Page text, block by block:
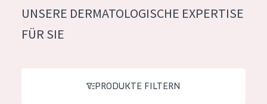
PRODUKTTYP
Feuchtigkeit und Ausstrahlung
Hautregeneration
French
UNSERE DERMATOLOGISCHE EXPERTISE
FÜR SIE
PRODUKTE FILTERN